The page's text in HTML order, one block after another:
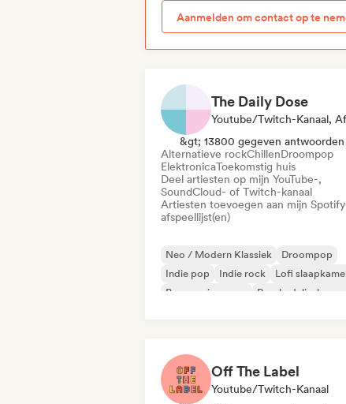
Aanmelden om contact op te
The Daily Dose
&gt; 13800 gegeven antwoorden
Alternatieve rockChillenDroompop
ElektronicaToekomstig huis
Deel artiesten op mijn YouTube-,
SoundCloud- of Twitch-kanaal
Artiesten toevoegen aan mijn
afspeellijst(en)
Neo / Modern Klassiek
Droompop
Indie pop
Indie rock
Lofi
Progressieve pop
Psychedelische pop
Off The Label
Youtube/Twitch-Kanaal